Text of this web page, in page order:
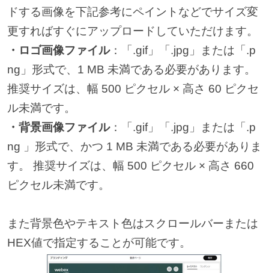
ドする画像を下記参考にペイントなどでサイズ変
更すればすぐにアップロードしていただけます。
・ロゴ画像ファイル：「.gif」「.jpg」または「.p
ng」形式で、1 MB 未満である必要があります。
推奨サイズは、幅 500 ピクセル × 高さ 60 ピクセ
ル未満です。
・背景画像ファイル：「.gif」「.jpg」または「.p
ng 」形式で、かつ 1 MB 未満である必要がありま
す。 推奨サイズは、幅 500 ピクセル × 高さ 660
ピクセル未満です。
また背景色やテキスト色はスクロールバーまたは
HEX値で指定することが可能です。